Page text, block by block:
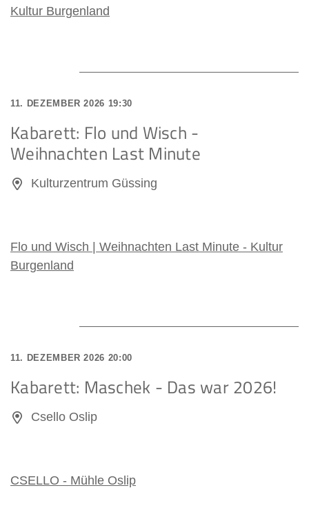
Kultur Burgenland
11. DEZEMBER 2026 19:30
Kabarett: Flo und Wisch -
Weihnachten Last Minute
Kulturzentrum Güssing
Flo und Wisch | Weihnachten Last Minute - Kultur
Burgenland
11. DEZEMBER 2026 20:00
Kabarett: Maschek - Das war 2026!
Csello Oslip
CSELLO - Mühle Oslip